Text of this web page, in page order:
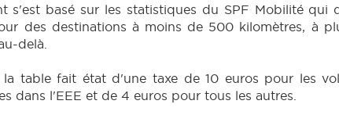
s'est basé sur les statistiques du SPF Mobilité
des destinations à moins de 500 kilomètres, à
delà.
table fait état d'une taxe de 10 euros pour les
dans l'EEE et de 4 euros pour tous les autres.